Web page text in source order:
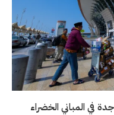
في المباني الخضراء